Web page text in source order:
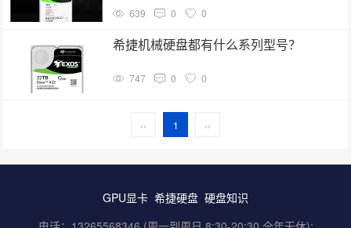
639 0 0
希捷机械硬盘都有什么系列型号？
747 0 0
‹‹ 1 ››
GPU显卡 希捷硬盘 硬盘知识